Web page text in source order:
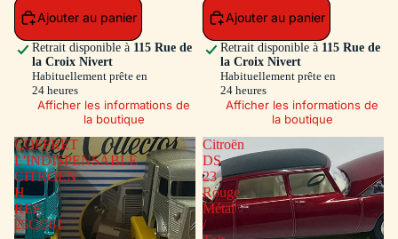
Ajouter au panier
Retrait disponible à 115 Rue de
la Croix Nivert
Habituellement prête en
24 heures
Afficher les informations de
la boutique
Ajouter au panier
Retrait disponible à 115 Rue de
la Croix Nivert
Habituellement prête en
24 heures
Afficher les informations de
la boutique
COFFRET
L'INDISPENSABLE
CITROEN
H
REF
25C/561
Citroën
DS
23
Rouge
Métal
/